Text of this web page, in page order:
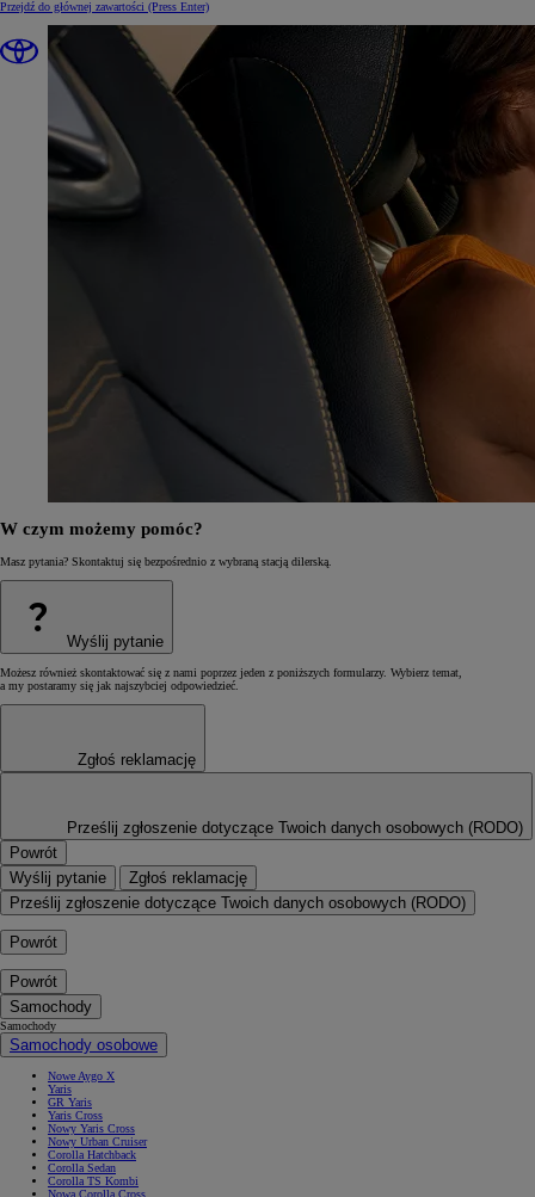
Przejdź do głównej zawartości (Press Enter)
W czym możemy pomóc?
Masz pytania? Skontaktuj się bezpośrednio z wybraną stacją dilerską.
? Wyślij pytanie
Możesz również skontaktować się z nami poprzez jeden z poniższych formularzy. Wybierz temat,
a my postaramy się jak najszybciej odpowiedzieć.
Zgłoś reklamację
Prześlij zgłoszenie dotyczące Twoich danych osobowych (RODO)
Powrót
Wyślij pytanie
Zgłoś reklamację
Prześlij zgłoszenie dotyczące Twoich danych osobowych (RODO)
Powrót
Powrót
Samochody
Samochody
Samochody osobowe
Nowe Aygo X
Yaris
GR Yaris
Yaris Cross
Nowy Yaris Cross
Nowy Urban Cruiser
Corolla Hatchback
Corolla Sedan
Corolla TS Kombi